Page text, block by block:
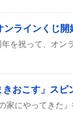
ンラインくじ